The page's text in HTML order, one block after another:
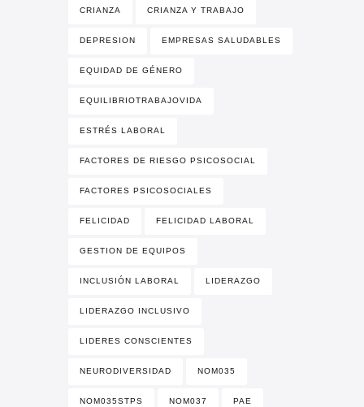
CRIANZA CRIANZA Y TRABAJO
DEPRESION EMPRESAS SALUDABLES
EQUIDAD DE GÉNERO
EQUILIBRIOTRABAJOVIDA
ESTRÉS LABORAL
FACTORES DE RIESGO PSICOSOCIAL
FACTORES PSICOSOCIALES
FELICIDAD FELICIDAD LABORAL
GESTION DE EQUIPOS
INCLUSIÓN LABORAL LIDERAZGO
LIDERAZGO INCLUSIVO
LIDERES CONSCIENTES
NEURODIVERSIDAD NOM035
NOM035STPS NOM037 PAE